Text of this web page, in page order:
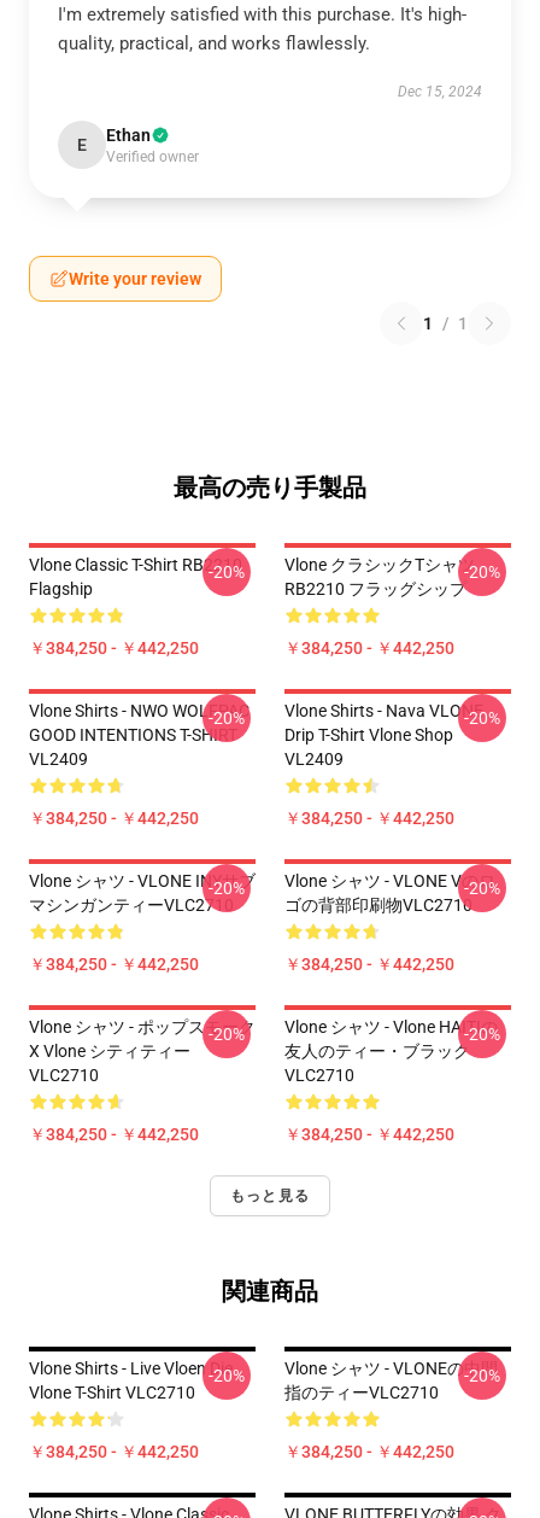
I'm extremely satisfied with this purchase. It's high-
quality, practical, and works flawlessly.
Dec 15, 2024
E Ethan
Verified owner
Write your review
1 / 1
最高の売り手製品
Vlone Classic T-Shirt RB2210
Flagship
￥384,250 - ￥442,250
-20%
Vlone クラシックTシャツ
RB2210 フラッグシップ
￥384,250 - ￥442,250
-20%
Vlone Shirts - NWO WOLFPAC
GOOD INTENTIONS T-SHIRT
VL2409
￥384,250 - ￥442,250
-20%
Vlone Shirts - Nava VLONE
Drip T-Shirt Vlone Shop
VL2409
￥384,250 - ￥442,250
-20%
Vlone シャツ - VLONE INYサブ
マシンガンティーVLC2710
￥384,250 - ￥442,250
-20%
Vlone シャツ - VLONE Vのロ
ゴの背部印刷物VLC2710
￥384,250 - ￥442,250
-20%
Vlone シャツ - ポップスモーク
X Vlone シティティー
VLC2710
￥384,250 - ￥442,250
-20%
Vlone シャツ - Vlone HAITIの
友人のティー・ブラック
VLC2710
￥384,250 - ￥442,250
-20%
もっと見る
関連商品
Vlone Shirts - Live Vloen Die
Vlone T-Shirt VLC2710
￥384,250 - ￥442,250
-20%
Vlone シャツ - VLONEの中間
指のティーVLC2710
￥384,250 - ￥442,250
-20%